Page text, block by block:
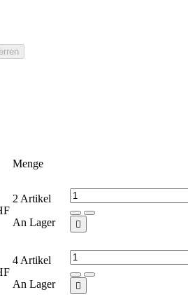
Menge
2 Artikel
An Lager

4 Artikel
An Lager
